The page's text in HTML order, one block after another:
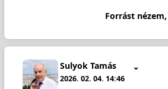
Forrást
Sulyok Tamás
2026. 02. 04. 14:46